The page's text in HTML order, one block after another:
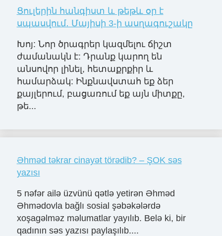
Ցուլերին հանգիստ և թեթև օր է
սպասվում․ Մայիսի 3-ի ասղագուշակը
Խոյ: Նոր ծրագրեր կազմելու ճիշտ
ժամանակն է: Դրանք կարող են
անսովոր լինել, հետաքրքիր և
համարձակ: Ինքնավստահ եք ձեր
քայլերում, բացառում եք այն միտքը,
թե...
Əhməd təkrar cinayət törədib? – ŞOK səs
yazısı
5 nəfər ailə üzvünü qətlə yetirən Əhməd
Əhmədovla bağlı sosial şəbəkələrdə
xoşagəlməz məlumatlar yayılıb. Belə ki, bir
qadının səs yazısı paylaşılıb....